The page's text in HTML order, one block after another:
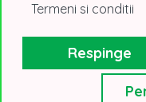
Termeni si conditii
Respinge